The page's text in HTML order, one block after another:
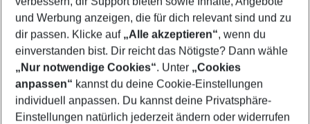
Footer
Footer navigation
Über uns
und Werbung anzeigen, die für dich relevant sind und zu
dir passen. Klicke auf „Alle akzeptieren“, wenn du
einverstanden bist. Dir reicht das Nötigste? Dann wähle
„Nur notwendige Cookies“. Unter „Cookies
anpassen“ kannst du deine Cookie-Einstellungen
individuell anpassen. Du kannst deine Privatsphäre-
Einstellungen natürlich jederzeit ändern oder widerrufen